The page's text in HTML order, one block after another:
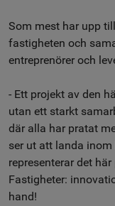
Som mest har upp
fastigheten och
entreprenörer och
- Ett projekt av den
utan ett starkt
där alla har pratat
ser ut att landa
representerar det
Fastigheter:
hand!